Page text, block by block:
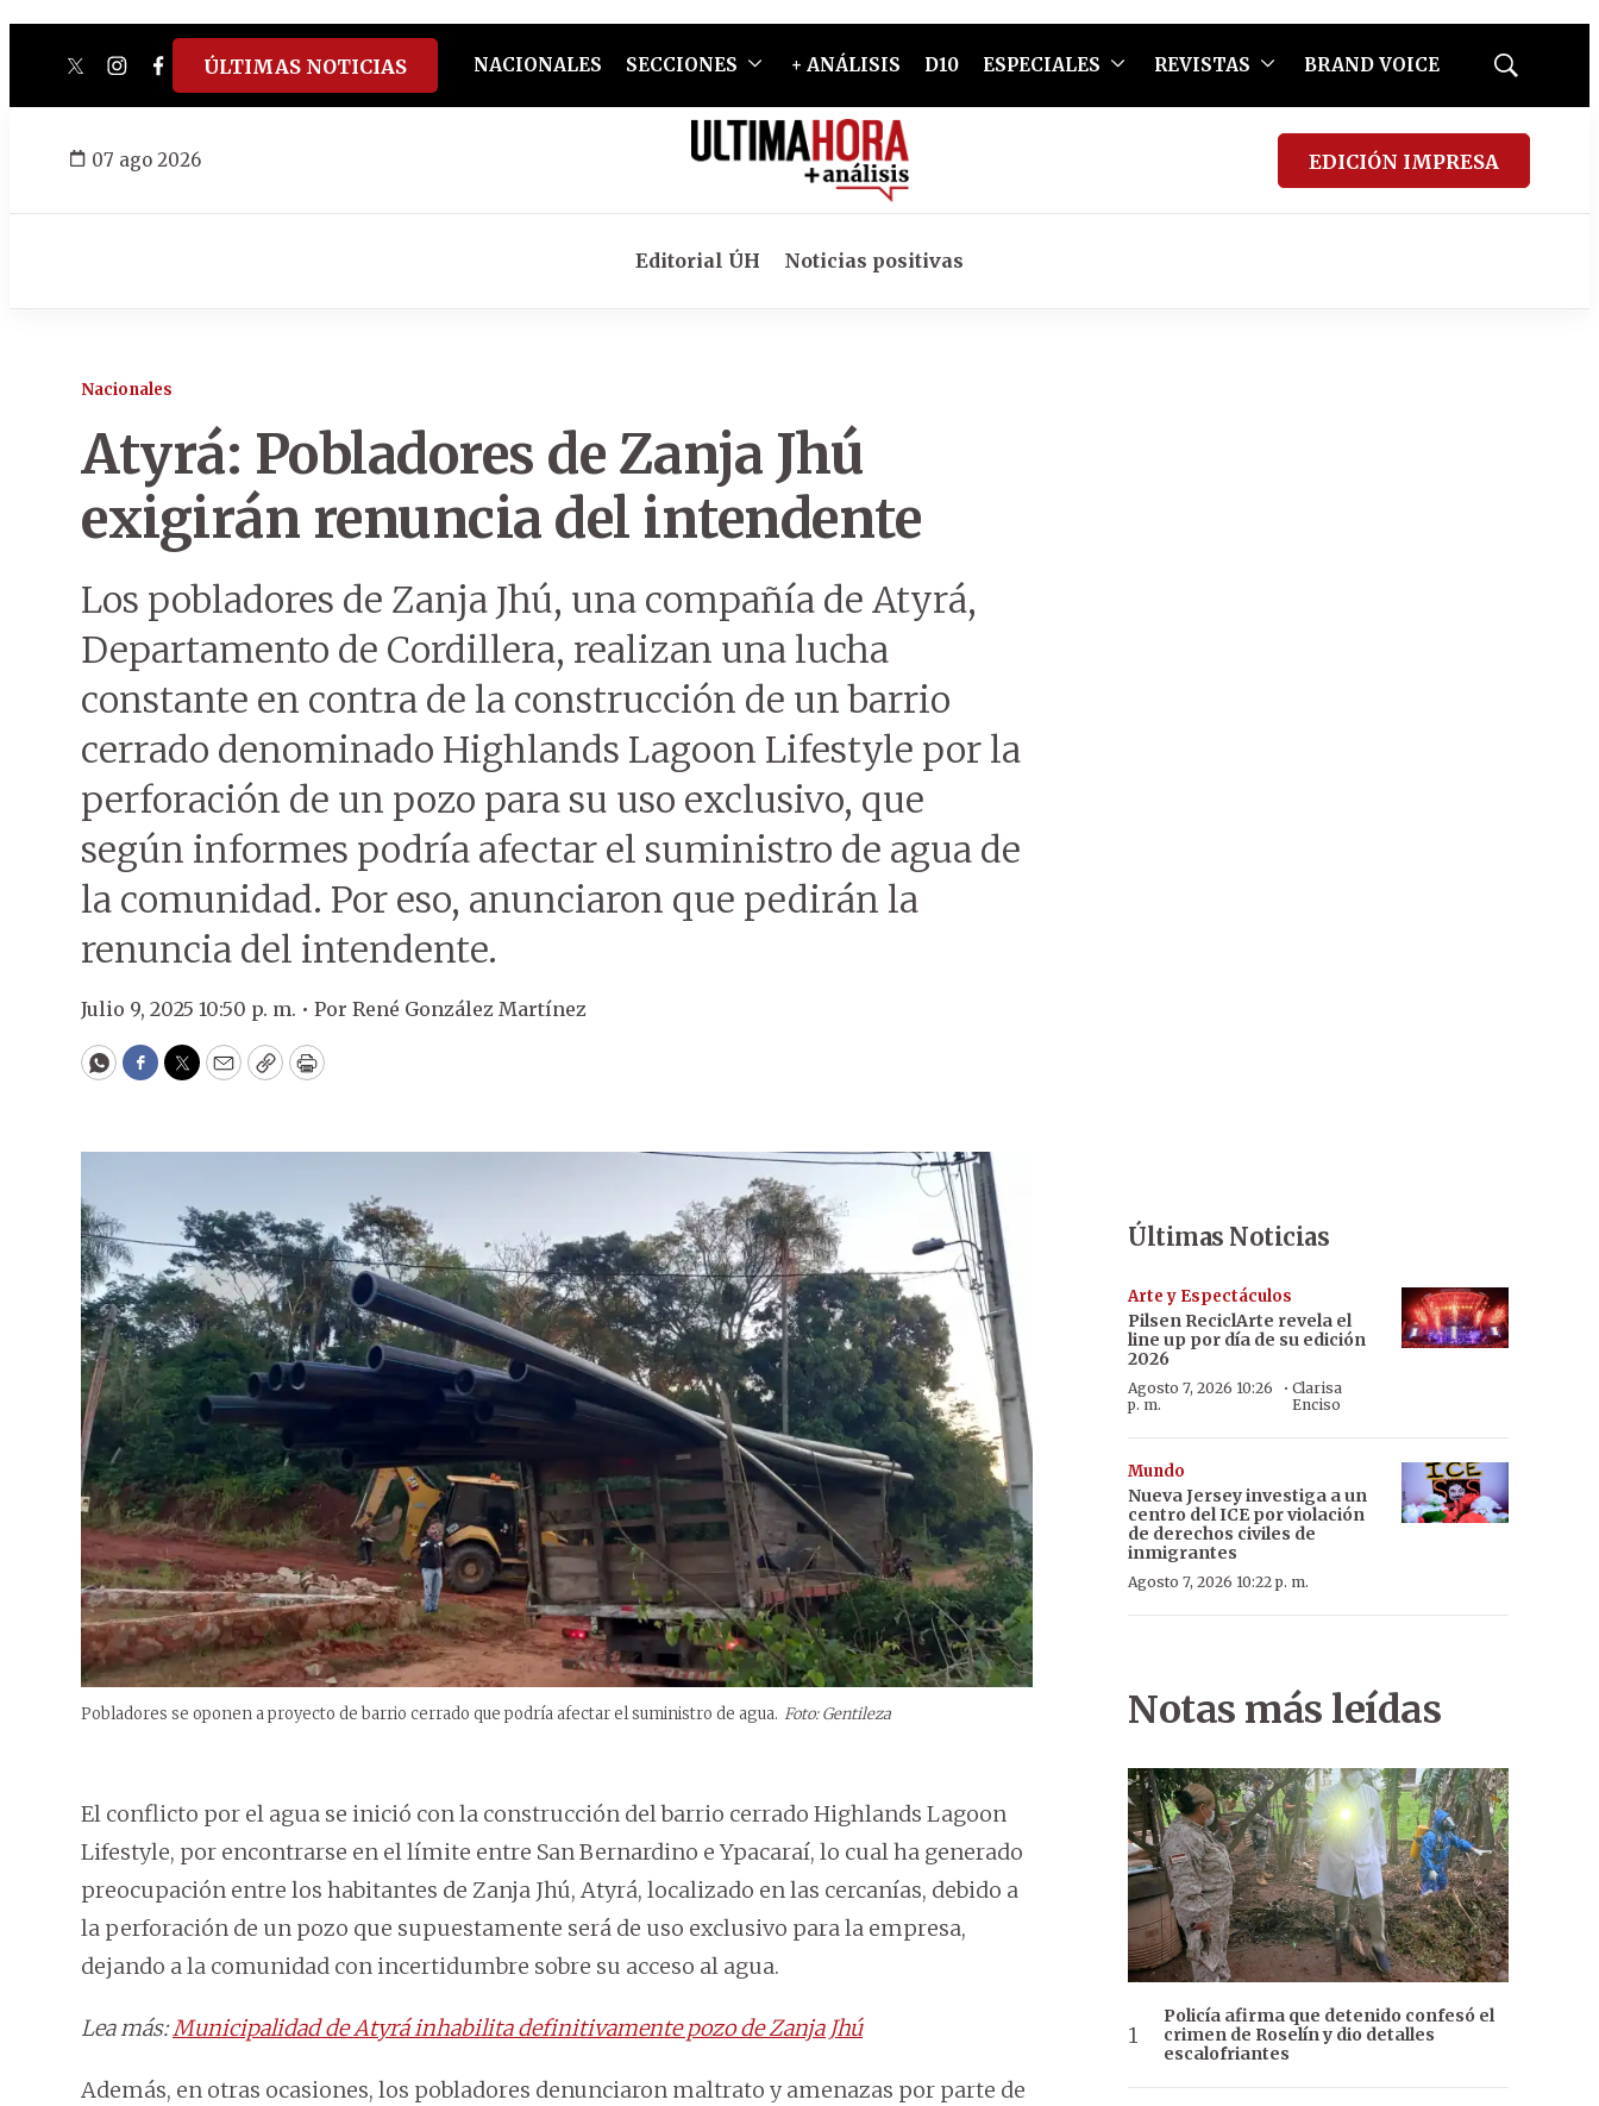
twitterinstagram
facebook
tiktokyoutube
spotify
ÚLTIMAS NOTICIAS NACIONALES SECCIONES + ANÁLISIS D10 ESPECIALES REVISTAS BRAND VOICE
Mostrar
07 ago 2026 EDICIÓN IMPRESA
Editorial ÚH Noticias positivas
Nacionales
Atyrá: Pobladores de Zanja Jhú
exigirán renuncia del intendente
Los pobladores de Zanja Jhú, una compañía de Atyrá,
Departamento de Cordillera, realizan una lucha
constante en contra de la construcción de un barrio
cerrado denominado Highlands Lagoon Lifestyle por la
perforación de un pozo para su uso exclusivo, que
según informes podría afectar el suministro de agua de
la comunidad. Por eso, anunciaron que pedirán la
renuncia del intendente.
Julio 9, 2025 10:50 p. m. • Por René González Martínez
WhatsApp
Facebook
Twitter
EmailCopyPrint
Pobladores se oponen a proyecto de barrio cerrado que podría afectar el suministro de agua. Foto: Gentileza
El conflicto por el agua se inició con la construcción del barrio cerrado Highlands Lagoon
Lifestyle, por encontrarse en el límite entre San Bernardino e Ypacaraí, lo cual ha generado
preocupación entre los habitantes de Zanja Jhú, Atyrá, localizado en las cercanías, debido a
la perforación de un pozo que supuestamente será de uso exclusivo para la empresa,
dejando a la comunidad con incertidumbre sobre su acceso al agua.
Lea más:Municipalidad de Atyrá inhabilita definitivamente pozo de Zanja Jhú
Además, en otras ocasiones, los pobladores denunciaron maltrato y amenazas por parte de
Últimas Noticias
Arte y Espectáculos
Pilsen ReciclArte revela el
line up por día de su edición
2026
Agosto 7, 2026 10:26
p. m.
·Clarisa
Enciso
Mundo
Nueva Jersey investiga a un
centro del ICE por violación
de derechos civiles de
inmigrantes
Agosto 7, 2026 10:22 p. m.
Notas más leídas
Policía afirma que detenido confesó el
crimen de Roselín y dio detalles
escalofriantes